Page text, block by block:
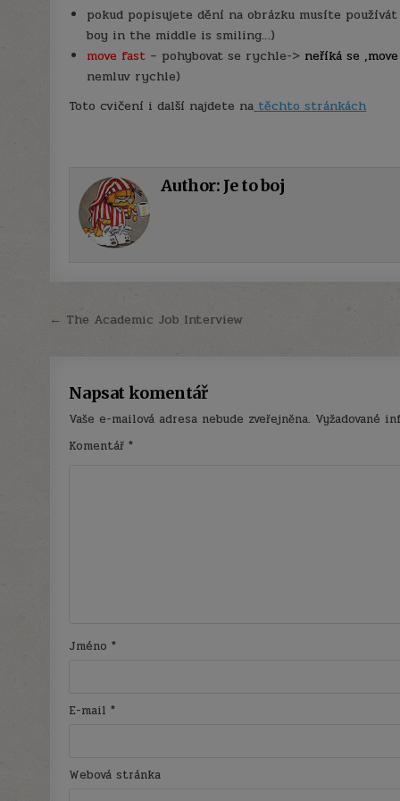
pokud popisujete dění na obrázku musíte používát
boy in the middle is smiling…)
move fast – pohybovat se rychle-> neříká se
nemluv rychle)
Toto cvičení i další najdete na těchto stránkách
Author: Je to boj
Navigace
← The Academic Job Interview
Napsat komentář
Vaše e-mailová adresa nebude zveřejněna. Vyžadované
Komentář*
Jméno*
E-mail*
Webová stránka